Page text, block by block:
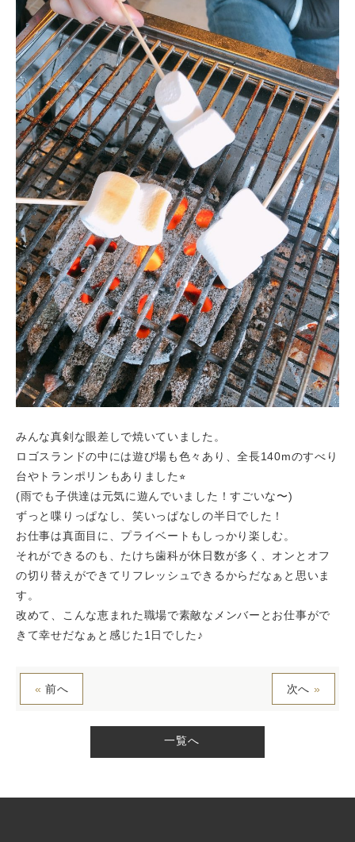
みんな真剣な眼差しで焼いていました。
ロゴスランドの中には遊び場も色々あり、全長140mのすべり
台やトランポリンもありました⭐︎
(雨でも子供達は元気に遊んでいました！すごいな〜)
ずっと喋りっぱなし、笑いっぱなしの半日でした！
お仕事は真面目に、プライベートもしっかり楽しむ。
それができるのも、たけち歯科が休日数が多く、オンとオフ
の切り替えができてリフレッシュできるからだなぁと思いま
す。
改めて、こんな恵まれた職場で素敵なメンバーとお仕事がで
きて幸せだなぁと感じた1日でした♪
« 前へ 次へ »
一覧へ